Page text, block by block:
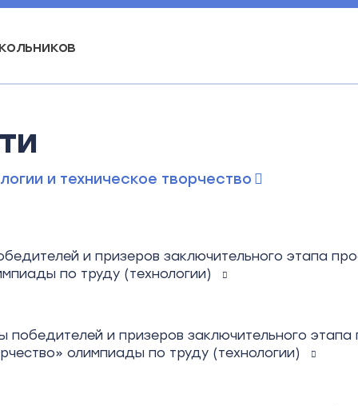
и техническое творчество
и призеров заключительного этапа
по труду (технологии)
победителей и призеров заключительного этапа
олимпиады по труду (технологии)